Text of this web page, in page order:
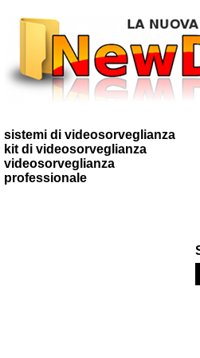
sistemi di videosorveglianza
kit di videosorveglianza
videosorveglianza
professionale